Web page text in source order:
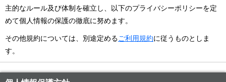
主的なルール及び体制を確立し、以下のプライバシーポリシーを定
めて個人情報の保護の徹底に努めます。
その他規約については、別途定めるご利用規約に従うものとしま
す。